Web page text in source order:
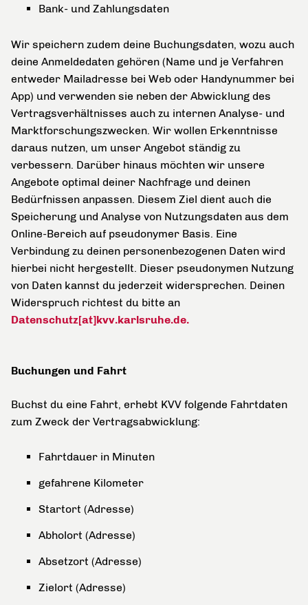
Bank- und Zahlungsdaten
Wir speichern zudem deine Buchungsdaten, wozu auch
deine Anmeldedaten gehören (Name und je Verfahren
entweder Mailadresse bei Web oder Handynummer bei
App) und verwenden sie neben der Abwicklung des
Vertragsverhältnisses auch zu internen Analyse- und
Marktforschungszwecken. Wir wollen Erkenntnisse
daraus nutzen, um unser Angebot ständig zu
verbessern. Darüber hinaus möchten wir unsere
Angebote optimal deiner Nachfrage und deinen
Bedürfnissen anpassen. Diesem Ziel dient auch die
Speicherung und Analyse von Nutzungsdaten aus dem
Online-Bereich auf pseudonymer Basis. Eine
Verbindung zu deinen personenbezogenen Daten wird
hierbei nicht hergestellt. Dieser pseudonymen Nutzung
von Daten kannst du jederzeit widersprechen. Deinen
Widerspruch richtest du bitte an
Datenschutz[at]kvv.karlsruhe.de.
Buchungen und Fahrt
Buchst du eine Fahrt, erhebt KVV folgende Fahrtdaten
zum Zweck der Vertragsabwicklung:
Fahrtdauer in Minuten
gefahrene Kilometer
Startort (Adresse)
Abholort (Adresse)
Absetzort (Adresse)
Zielort (Adresse)